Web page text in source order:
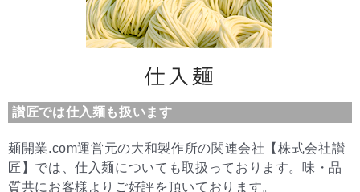
讃匠では仕入麺も扱います
麺開業.com運営元の大和製作所の関連会社【株式会社讃
匠】では、仕入麺についても取扱っております。味・品
質共にお客様よりご好評を頂いております。